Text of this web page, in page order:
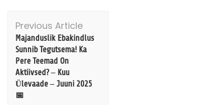
Post
Navigation
Previous Article
Majanduslik Ebakindlus
Sunnib Tegutsema! Ka
Pere Teemad On
Aktiivsed? – Kuu
Ülevaade – Juuni 2025
📅